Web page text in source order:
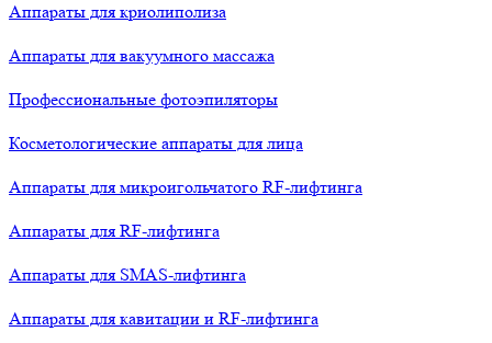
Аппараты для криолиполиза
Аппараты для вакуумного массажа
Профессиональные фотоэпиляторы
Косметологические аппараты для лица
Аппараты для микроигольчатого RF-лифтинга
Аппараты для RF-лифтинга
Аппараты для SMAS-лифтинга
Аппараты для кавитации и RF-лифтинга